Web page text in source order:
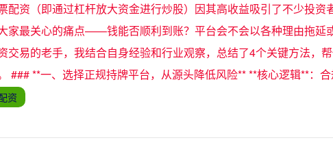
配资（即通过杠杆放大资金进行炒股）因其高收益吸引了不少投资
家最关心的痛点——钱能否顺利到账？平台会不会以各种理由拖延
交易的老手，我结合自身经验和行业观察，总结了4个关键方法，
### **一、选择正规持牌平台，从源头降低风险** **核心逻辑**：
资